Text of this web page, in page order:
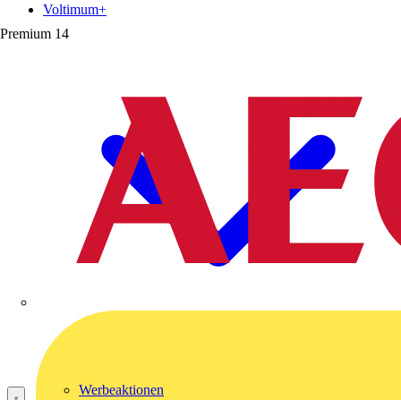
Premium 14
Voltimum+
Werbeaktionen